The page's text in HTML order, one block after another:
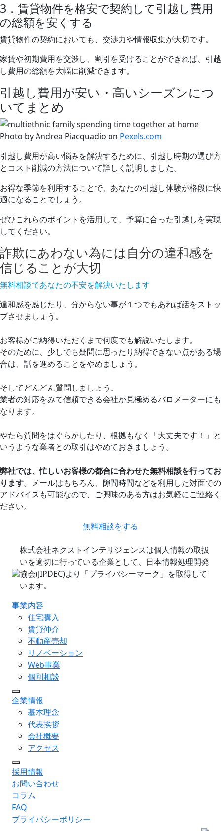
3．賃貸物件を格安で契約して引越し費用
の総額を安くする
賃貸物件の契約においても、交渉力や情報収集が大切です。
家賃や初期費用を交渉し、割引を受けることができれば、引越
し費用の総額を大幅に削減できます。
引越し費用が安い・高いシーズンにつ
いてまとめ
Photo by Andrea Piacquadio on Pexels.com
引越し費用が高い悩みを解決するために、引越し時期の選び方
とコスト削減の方法について詳しく説明しました。
お得な季節を利用することで、あなたの引越し体験が格段に快
適になることでしょう。
ぜひこれらのポイントを活用して、予算に合った引越しを実現
してください。
詐欺にあわない為には自分の違和感を
信じることが大切
無料相談であなたの不安を解決いたします
違和感を感じたり、分からない事が１つでもあれば話をストッ
プさせましょう。
お客様がご納得いただくまで何度でも解説いたします。
そのために、少しでも疑問に思ったり納得できない点がある場
合は、話を進めることをやめましょう。
そしてどんどん質問しましょう。
業者の対応をみて信頼できる会社か見極めるバロメーターにも
なります。
やたら質問をはぐらかしたり、根拠もなく「大丈夫です！」と
いうような業者との取引はやめておきましょう。
弊社では、忙しいお客様の都合に合わせた無料相談を行ってお
ります。メールはもちろん、隙間時間などを利用した対面での
アドバイスも可能なので、ご興味のある方はお気軽にご連絡く
ださい。
無料相談をする
株式会社ネクストインテリジェンスは個人情報の取扱
いを適切に行っている企業として、日本情報処理開発
協会(JIPDEC)より「プライバシーマーク」を取得して
います。
事業内容
住宅購入
賃貸仲介
不動産売却
リノベーション
Web事業
個別相談
企業情報
基本理念
代表挨拶
会社概要
アクセス
採用情報
お問い合わせ
コラム
FAQ
プライバシーポリシー